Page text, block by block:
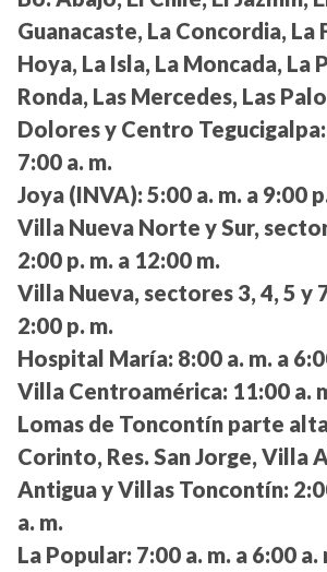
Guanacaste, La Concordia, La
Hoya, La Isla, La Moncada, La
Ronda, Las Mercedes, Las
Dolores y Centro Tegucigalpa:
7:00 a. m.
Joya (INVA): 5:00 a. m. a 9:00
Villa Nueva Norte y Sur,
2:00 p. m. a 12:00 m.
Villa Nueva, sectores 3, 4, 5 y
2:00 p. m.
Hospital María: 8:00 a. m. a
Villa Centroamérica: 11:00 a.
Lomas de Toncontín parte
Corinto, Res. San Jorge, Villa
Antigua y Villas Toncontín:
a. m.
La Popular: 7:00 a. m. a 6:00 a.